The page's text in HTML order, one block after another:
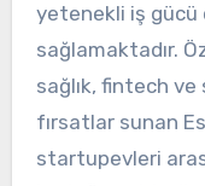
yetenekli iş
sağlamaktadır.
sağlık, fintech
fırsatlar sunan
startupevleri